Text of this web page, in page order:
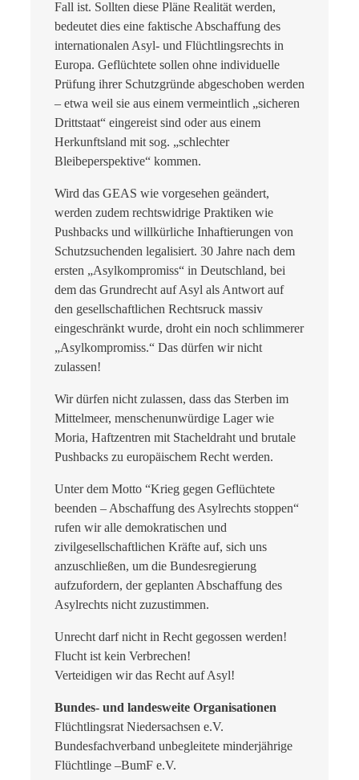
Fall ist. Sollten diese Pläne Realität werden,
bedeutet dies eine faktische Abschaffung des
internationalen Asyl- und Flüchtlingsrechts in
Europa. Geflüchtete sollen ohne individuelle
Prüfung ihrer Schutzgründe abgeschoben werden
– etwa weil sie aus einem vermeintlich „sicheren
Drittstaat“ eingereist sind oder aus einem
Herkunftsland mit sog. „schlechter
Bleibeperspektive“ kommen.
Wird das GEAS wie vorgesehen geändert,
werden zudem rechtswidrige Praktiken wie
Pushbacks und willkürliche Inhaftierungen von
Schutzsuchenden legalisiert. 30 Jahre nach dem
ersten „Asylkompromiss“ in Deutschland, bei
dem das Grundrecht auf Asyl als Antwort auf
den gesellschaftlichen Rechtsruck massiv
eingeschränkt wurde, droht ein noch schlimmerer
„Asylkompromiss.“ Das dürfen wir nicht
zulassen!
Wir dürfen nicht zulassen, dass das Sterben im
Mittelmeer, menschenunwürdige Lager wie
Moria, Haftzentren mit Stacheldraht und brutale
Pushbacks zu europäischem Recht werden.
Unter dem Motto “Krieg gegen Geflüchtete
beenden – Abschaffung des Asylrechts stoppen“
rufen wir alle demokratischen und
zivilgesellschaftlichen Kräfte auf, sich uns
anzuschließen, um die Bundesregierung
aufzufordern, der geplanten Abschaffung des
Asylrechts nicht zuzustimmen.
Unrecht darf nicht in Recht gegossen werden!
Flucht ist kein Verbrechen!
Verteidigen wir das Recht auf Asyl!
Bundes- und landesweite Organisationen
Flüchtlingsrat Niedersachsen e.V.
Bundesfachverband unbegleitete minderjährige
Flüchtlinge –BumF e.V.